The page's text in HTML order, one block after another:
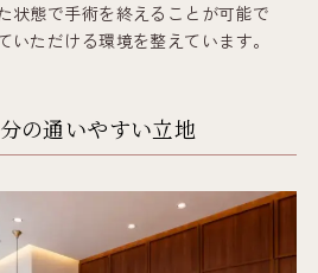
状態で手術を終えることが可能で
いただける環境を整えています。
の通いやすい立地